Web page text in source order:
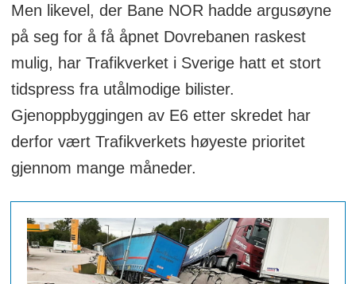
Men likevel, der Bane NOR hadde argusøyne
på seg for å få åpnet Dovrebanen raskest
mulig, har Trafikverket i Sverige hatt et stort
tidspress fra utålmodige bilister.
Gjenoppbyggingen av E6 etter skredet har
derfor vært Trafikverkets høyeste prioritet
gjennom mange måneder.